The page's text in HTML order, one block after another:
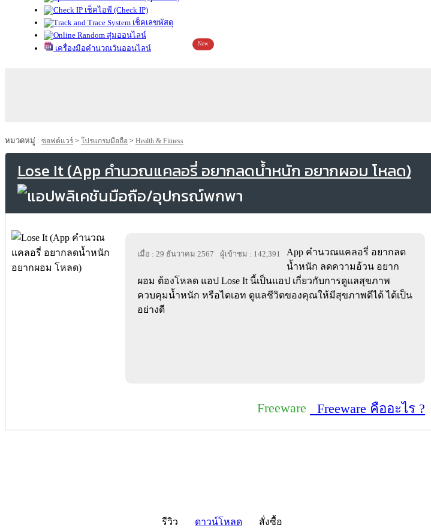
เช็คไอพี (Check IP)
เช็คเลขพัสดุ
สุ่มออนไลน์
เครื่องมือคำนวณวันออนไลน์
New
หมวดหมู่ : ซอฟต์แวร์ > โปรแกรมมือถือ > Health & Fitness
Lose It (App คำนวณแคลอรี่ อยากลดน้ำหนัก อยากผอม โหลด)
เมื่อ : 29 ธันวาคม 2567 ผู้เข้าชม : 142,391
App คำนวณแคลอรี่ อยากลด
น้ำหนัก ลดความอ้วน อยาก
ผอม ต้องโหลด แอป Lose It นี้เป็นแอป เกี่ยวกับการดูแลสุขภาพ
ควบคุมน้ำหนัก หรือไดเอท ดูแลชีวิตของคุณให้มีสุขภาพดีได้ ได้เป็น
อย่างดี
Freeware Freeware คืออะไร ?
รีวิว ดาวน์โหลด สั่งซื้อ